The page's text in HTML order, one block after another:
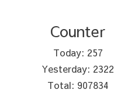
Counter
Today: 257
Yesterday: 2322
Total: 907834